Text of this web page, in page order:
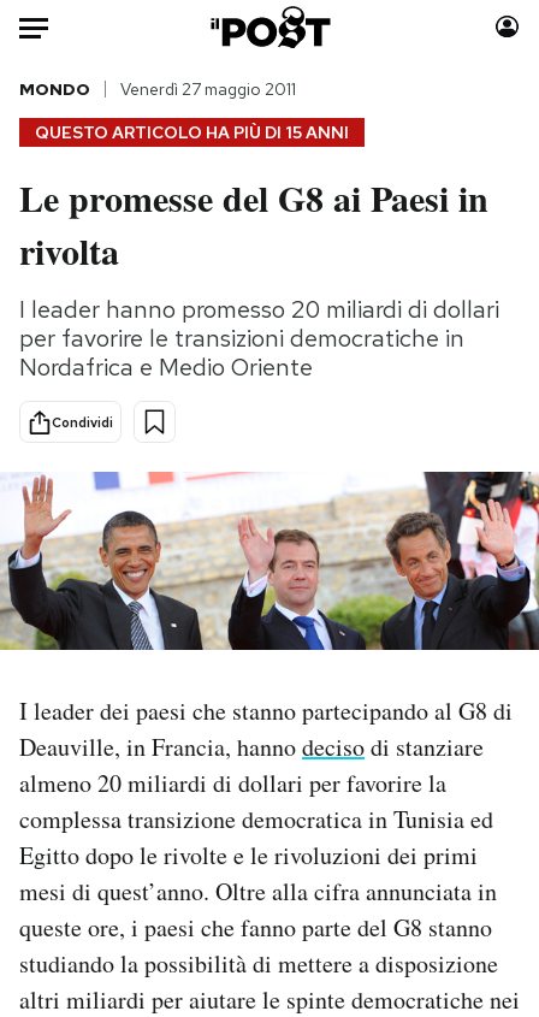
Auto
HOME
Italia
Politica
Tecnologia
Internet
Scienza
Cultura
Economia
Sport
Moda
Storie/Idee
Ok Boomer!
Media
Mondiali calcio 2026
PODCAST
I MIEI PREFERITI
SHOP
CALENDARIO
AREA PERSONALE
QUESTO ARTICOLO HA PIÙ DI 15 ANNI
MONDO Venerdì 27 maggio 2011
Le promesse del G8 ai Paesi in
rivolta
I leader hanno promesso 20 miliardi di dollari
per favorire le transizioni democratiche in
Nordafrica e Medio Oriente
Condividi
I leader dei paesi che stanno partecipando al G8 di
Deauville, in Francia, hannodecisodi stanziare
almeno 20 miliardi di dollari per favorire la
complessa transizione democratica in Tunisia ed
Egitto dopo le rivolte e le rivoluzioni dei primi
mesi di quest’anno. Oltre alla cifra annunciata in
queste ore, i paesi che fanno parte del G8 stanno
studiando la possibilità di mettere a disposizione
altri miliardi per aiutare le spinte democratiche nei